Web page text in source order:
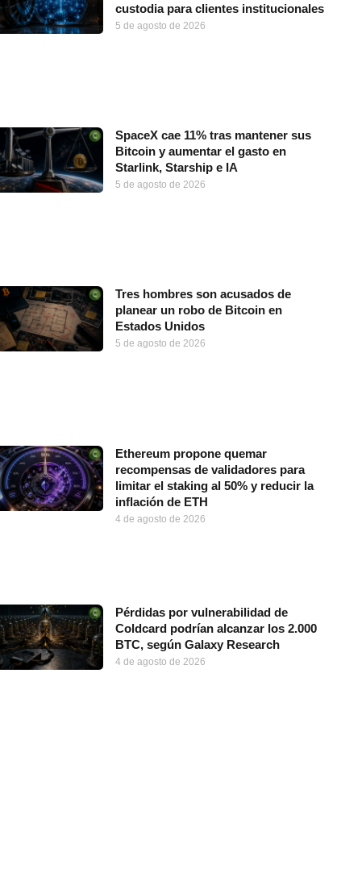
custodia para clientes institucionales
5 de agosto de 2026
SpaceX cae 11% tras mantener sus
Bitcoin y aumentar el gasto en
Starlink, Starship e IA
5 de agosto de 2026
Tres hombres son acusados de
planear un robo de Bitcoin en
Estados Unidos
5 de agosto de 2026
Ethereum propone quemar
recompensas de validadores para
limitar el staking al 50% y reducir la
inflación de ETH
4 de agosto de 2026
Pérdidas por vulnerabilidad de
Coldcard podrían alcanzar los 2.000
BTC, según Galaxy Research
4 de agosto de 2026